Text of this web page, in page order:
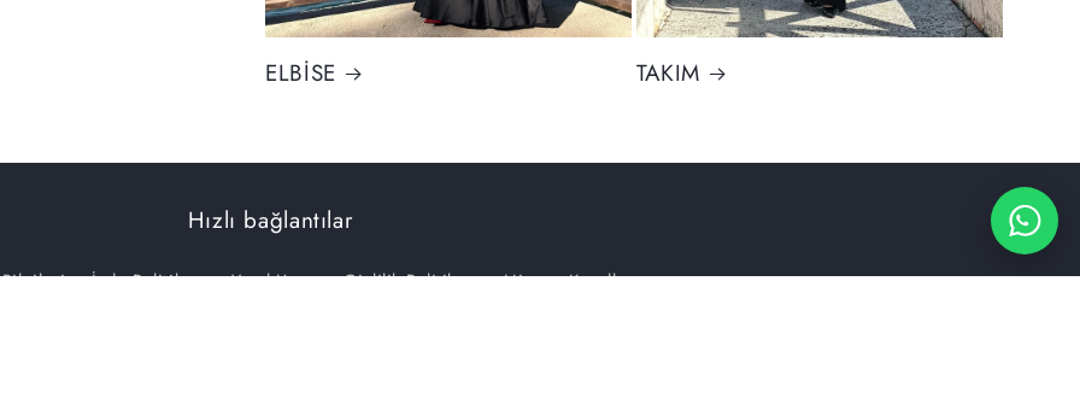
ELBİSE TAKIM
Hızlı bağlantılar
İade Politikası Yasal Uyarı Gizlilik Politikası
Hizmet Koşulları